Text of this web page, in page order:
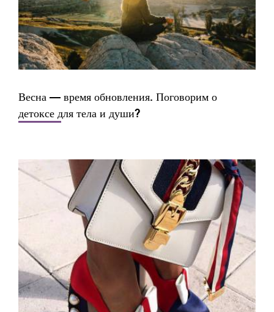
Весна — время обновления. Поговорим о
детоксе для тела и души?